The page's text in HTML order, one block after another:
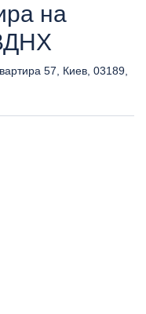
на
57, Киев, 03189,